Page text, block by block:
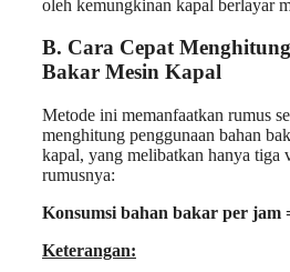
oleh kemungkinan kapal berlayar
B. Cara Cepat
Bakar Mesin Kapal
Metode ini memanfaatkan rumus
menghitung penggunaan bahan
kapal, yang melibatkan hanya tiga
rumusnya:
Konsumsi bahan bakar per jam
Keterangan: